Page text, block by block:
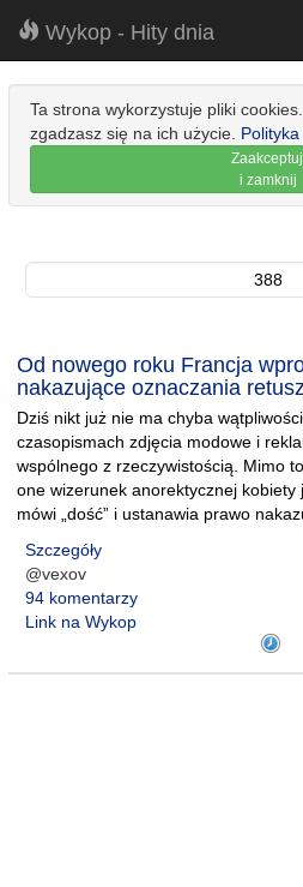
Wykop - Hity dnia
Ta strona wykorzystuje pliki
zgadzasz się na ich użycie.
Zaakceptuj
i zamknij
388
Od nowego roku Francja
nakazujące oznaczania
Dziś nikt już nie ma chyba
czasopismach zdjęcia modowe i
wspólnego z rzeczywistością. Mimo
one wizerunek anorektycznej kobiety
mówi „dość” i ustanawia prawo
Szczegóły
@vexov
94 komentarzy
Link na Wykop